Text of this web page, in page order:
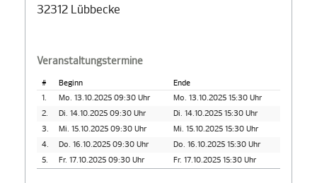
32312 Lübbecke
Veranstaltungstermine
# Beginn
Ende
1.
Mo. 13.10.2025 09:30 Uhr
Mo. 13.10.2025 15:30 Uhr
2.
Di. 14.10.2025 09:30 Uhr
Di. 14.10.2025 15:30 Uhr
3.
Mi. 15.10.2025 09:30 Uhr
Mi. 15.10.2025 15:30 Uhr
4.
Do. 16.10.2025 09:30 Uhr
Do. 16.10.2025 15:30 Uhr
5.
Fr. 17.10.2025 09:30 Uhr Fr. 17.10.2025 15:30 Uhr